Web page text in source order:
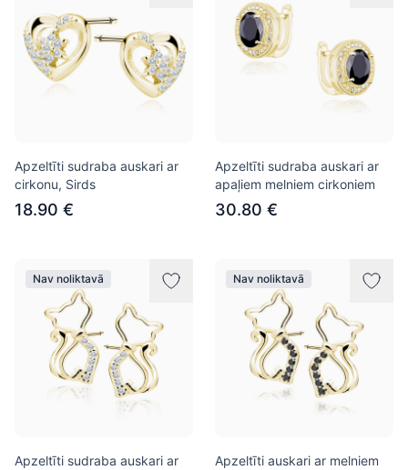
Apzeltīti sudraba auskari ar
cirkonu, Sirds
18.90 €
Apzeltīti sudraba auskari ar
apaļiem melniem cirkoniem
30.80 €
Nav noliktavā
Apzeltīti sudraba auskari ar
Nav noliktavā
Apzeltīti auskari ar melniem